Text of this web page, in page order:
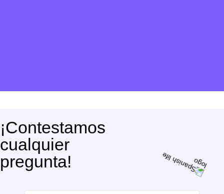
¡Contestamos
cualquier
pregunta!